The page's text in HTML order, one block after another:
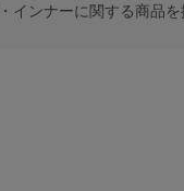
インナーに関する商品を